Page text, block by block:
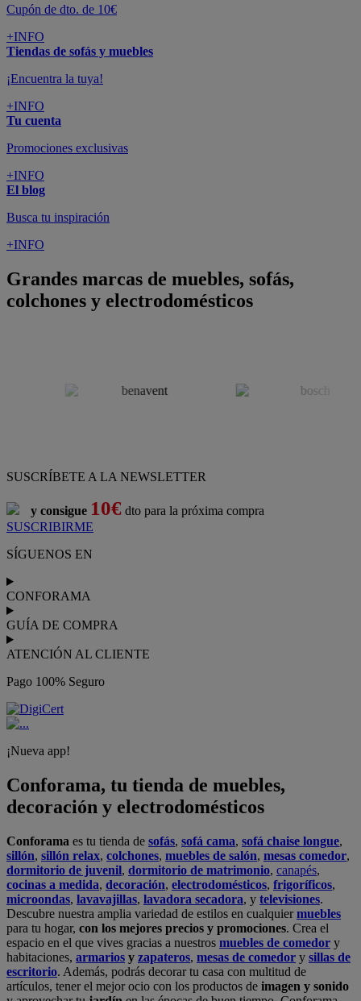
Cupón de dto. de 10€
+INFO
Tiendas de sofás y muebles
¡Encuentra la tuya!
+INFO
Tu cuenta
Promociones exclusivas
+INFO
El blog
Busca tu inspiración
+INFO
Grandes marcas de muebles, sofás,
colchones y electrodomésticos
SUSCRÍBETE A LA NEWSLETTER
y consigue 10€ dto para la próxima compra
SUSCRIBIRME
SÍGUENOS EN
CONFORAMA
GUÍA DE COMPRA
ATENCIÓN AL CLIENTE
Pago 100% Seguro
¡Nueva app!
Conforama, tu tienda de muebles,
decoración y electrodomésticos
Conforama es tu tienda de sofás, sofá cama, sofá chaise longue,
sillón, sillón relax, colchones, muebles de salón, mesas comedor,
dormitorio de juvenil, dormitorio de matrimonio, canapés,
cocinas a medida, decoración, electrodomésticos, frigoríficos,
microondas, lavavajillas, lavadora secadora, y televisiones.
Descubre nuestra amplia variedad de estilos en cualquiermuebles
para tu hogar, con los mejores precios y promociones. Crea el
espacio en el que vives gracias a nuestros muebles de comedor y
habitaciones, armarios y zapateros, mesas de comedor y sillas de
escritorio. Además, podrás decorar tu casa con multitud de
artículos, tener el mejor ocio con los productos de imagen y sonido